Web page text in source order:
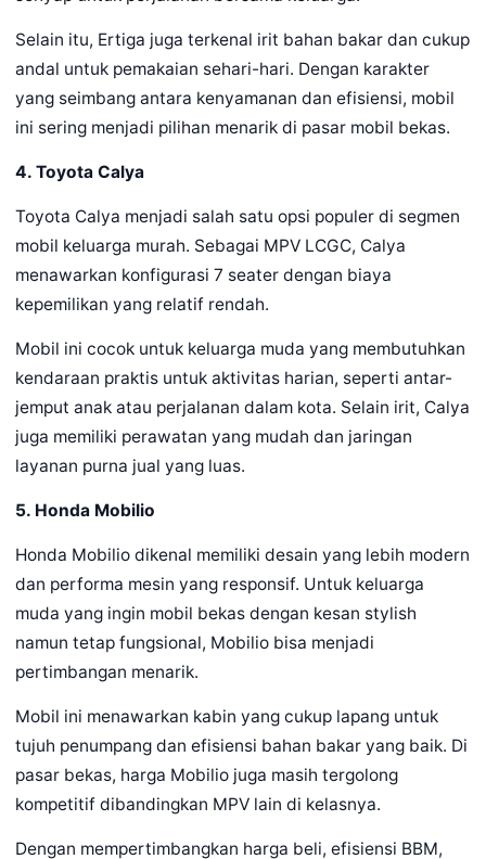
Selain itu, Ertiga juga terkenal irit bahan bakar dan cukup
andal untuk pemakaian sehari-hari. Dengan karakter
yang seimbang antara kenyamanan dan efisiensi, mobil
ini sering menjadi pilihan menarik di pasar mobil bekas.
4. Toyota Calya
Toyota Calya menjadi salah satu opsi populer di segmen
mobil keluarga murah. Sebagai MPV LCGC, Calya
menawarkan konfigurasi 7 seater dengan biaya
kepemilikan yang relatif rendah.
Mobil ini cocok untuk keluarga muda yang membutuhkan
kendaraan praktis untuk aktivitas harian, seperti antar-
jemput anak atau perjalanan dalam kota. Selain irit, Calya
juga memiliki perawatan yang mudah dan jaringan
layanan purna jual yang luas.
5. Honda Mobilio
Honda Mobilio dikenal memiliki desain yang lebih modern
dan performa mesin yang responsif. Untuk keluarga
muda yang ingin mobil bekas dengan kesan stylish
namun tetap fungsional, Mobilio bisa menjadi
pertimbangan menarik.
Mobil ini menawarkan kabin yang cukup lapang untuk
tujuh penumpang dan efisiensi bahan bakar yang baik. Di
pasar bekas, harga Mobilio juga masih tergolong
kompetitif dibandingkan MPV lain di kelasnya.
Dengan mempertimbangkan harga beli, efisiensi BBM,